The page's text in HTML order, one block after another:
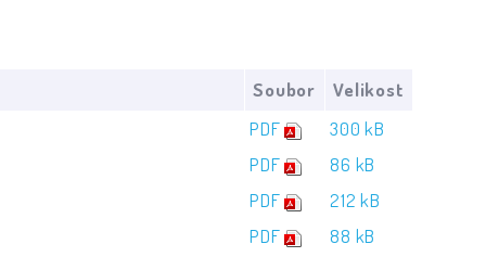
Soubor
Velikost
PDF
300 kB
PDF
86 kB
PDF
212 kB
PDF
88 kB